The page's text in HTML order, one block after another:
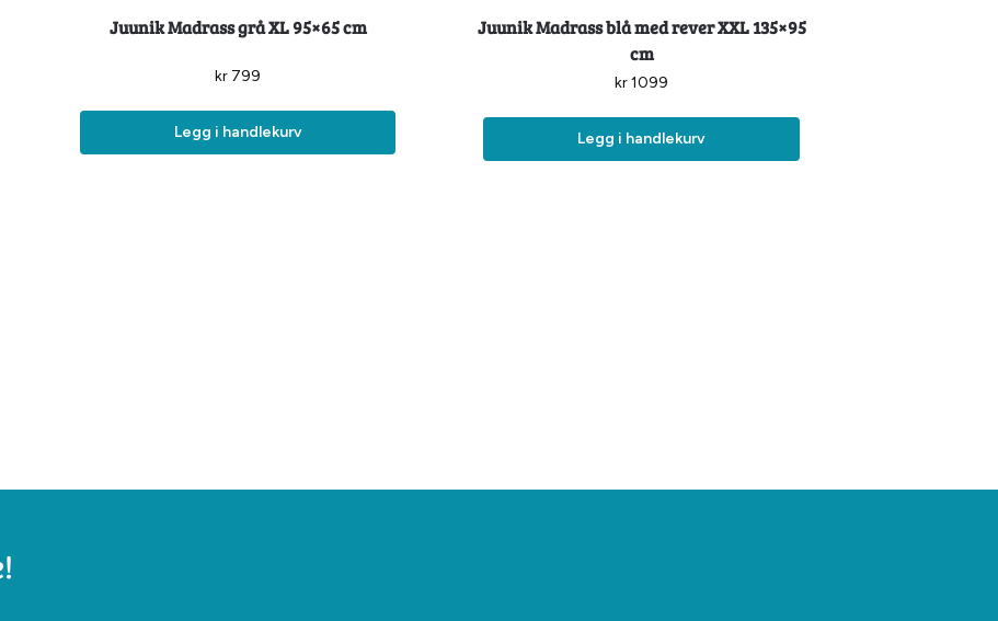
Juunik Madrass grå XL 95×65 cm
kr 799
Legg i handlekurv
Juunik Madrass blå med rever XXL 135×95
cm
kr1099
Legg i handlekurv